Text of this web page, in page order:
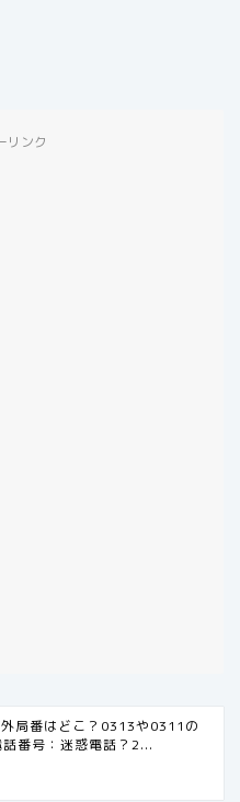
リンク
局番はどこ？0313や0311の
番号：迷惑電話？2...